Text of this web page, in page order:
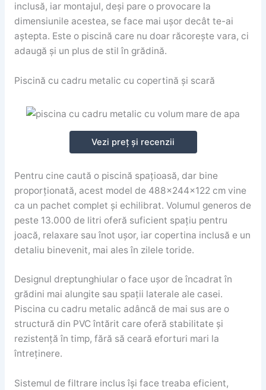
inclusă, iar montajul, deși pare o provocare la
dimensiunile acestea, se face mai ușor decât te-ai
aștepta. Este o piscină care nu doar răcorește vara, ci
adaugă și un plus de stil în grădină.
Piscină cu cadru metalic cu copertină și scară
Vezi preț și recenzii
Pentru cine caută o piscină spațioasă, dar bine
proporționată, acest model de 488x244x122 cm vine
ca un pachet complet și echilibrat. Volumul generos de
peste 13.000 de litri oferă suficient spațiu pentru
joacă, relaxare sau înot ușor, iar copertina inclusă e un
detaliu binevenit, mai ales în zilele toride.
Designul dreptunghiular o face ușor de încadrat în
grădini mai alungite sau spații laterale ale casei.
Piscina cu cadru metalic adâncă de mai sus are o
structură din PVC întărit care oferă stabilitate și
rezistență în timp, fără să ceară eforturi mari la
întreținere.
Sistemul de filtrare inclus își face treaba eficient,